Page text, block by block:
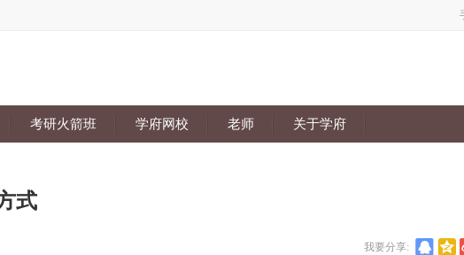
考研火箭班 学府网校 老师 关于学府
式
我要分享: